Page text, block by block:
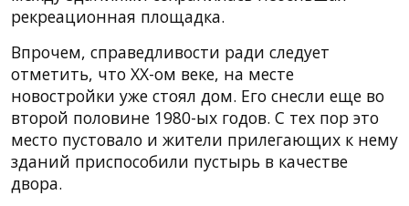
рекреационная площадка.
Впрочем, справедливости ради следует
отметить, что XX-ом веке, на месте
новостройки уже стоял дом. Его снесли еще во
второй половине 1980-ых годов. С тех пор это
место пустовало и жители прилегающих к нему
зданий приспособили пустырь в качестве
двора.